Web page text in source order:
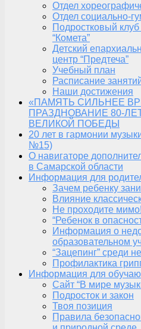
Отдел
Отдел социально-
Подростковый
“Комета”
Детский
центр “Предтеча”
Учебный план
Расписание
Наши достижения
«ПАМЯТЬ СИЛЬНЕЕ
ПРАЗДНОВАНИЕ 80-
ВЕЛИКОЙ ПОБЕДЫ
20 лет в гармонии
№15)
О навигаторе
в Самарской области
Информация для
Зачем ребенку
Влияние
Не проходите мимо!
“Ребенок в
Информация о
образовательном
“Зацепинг” среди
Профилактика
Информация для
Сайт “В мире
Подросток и закон
Твоя позиция
Правила